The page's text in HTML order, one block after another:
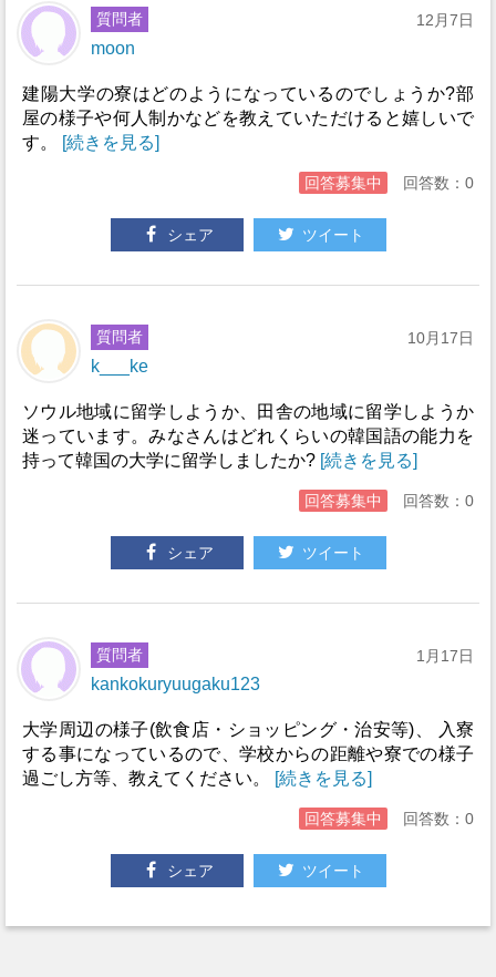
質問者
moon
12月7日
建陽大学の寮はどのようになっているのでしょうか?部
屋の様子や何人制かなどを教えていただけると嬉しいで
す。
[続きを見る]
回答募集中 回答数：0
シェア ツイート
質問者
k___ke
10月17日
ソウル地域に留学しようか、田舎の地域に留学しようか
迷っています。みなさんはどれくらいの韓国語の能力を
持って韓国の大学に留学しましたか? [続きを見る]
回答募集中 回答数：0
シェア ツイート
質問者
kankokuryuugaku123
1月17日
大学周辺の様子(飲食店・ショッピング・治安等)、 入寮
する事になっているので、学校からの距離や寮での様子
過ごし方等、教えてください。
[続きを見る]
回答募集中 回答数：0
シェア ツイート